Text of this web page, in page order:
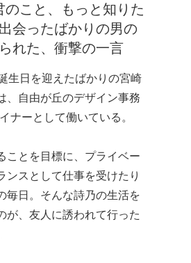
のこと、もっと知りた
会ったばかりの男の
れた、衝撃の一言
生日を迎えたばかりの宮崎
、自由が丘のデザイン事務
ナーとして働いている。
ことを目標に、プライベー
ンスとして仕事を受けたり
毎日。そんな詩乃の生活を
が、友人に誘われて行った